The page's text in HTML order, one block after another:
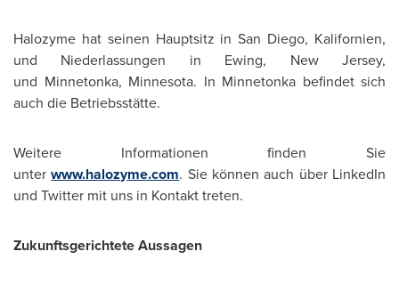
Halozyme hat seinen Hauptsitz in San Diego, Kalifornien,
und Niederlassungen in Ewing, New Jersey,
und Minnetonka, Minnesota. In Minnetonka befindet sich
auch die Betriebsstätte.
Weitere Informationen finden Sie
unterwww.halozyme.com. Sie können auch über LinkedIn
und Twitter mit uns in Kontakt treten.
Zukunftsgerichtete Aussagen